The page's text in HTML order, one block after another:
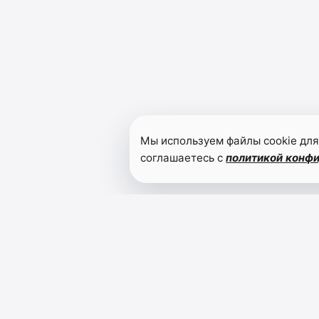
Мы используем файлы cookie
соглашаетесь сполитикой